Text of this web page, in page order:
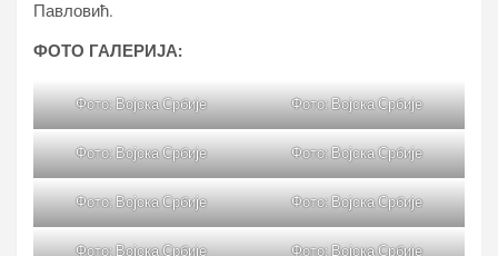
Павловић.
ФОТО ГАЛЕРИЈА:
Фото: Војска Србије Фото: Војска Србије
Фото: Војска Србије Фото: Војска Србије
Фото: Војска Србије Фото: Војска Србије
Фото: Војска Србије Фото: Војска Србије